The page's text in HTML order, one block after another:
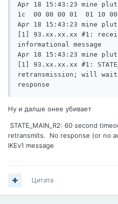
Apr 18 15:43:23 mine
1c  00 00 00 01  01 10
Apr 18 15:43:23 mine
[1] 93.xx.xx.xx #1:
informational message
Apr 18 15:43:23 mine
[1] 93.xx.xx.xx #1:
retransmission; will wait
response
Ну и далше онее убивает
STATE_MAIN_R2: 60 second
retransmits. No response (or no
IKEv1 message
Цитата